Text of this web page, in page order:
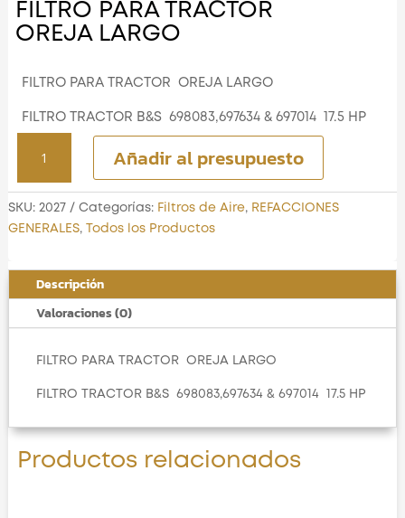
FILTRO PARA TRACTOR
OREJA LARGO
FILTRO PARA TRACTOR OREJA LARGO
FILTRO TRACTOR B&S 698083,697634 & 697014 17.5 HP
FILTRO PARA TRACTOR
OREJA LARGO
cantidad
Añadir al presupuesto
SKU: 2027 Categorías: Filtros de Aire, REFACCIONES
GENERALES, Todos los Productos
Descripción
Valoraciones (0)
FILTRO PARA TRACTOR OREJA LARGO
FILTRO TRACTOR B&S 698083,697634 & 697014 17.5 HP
Productos relacionados